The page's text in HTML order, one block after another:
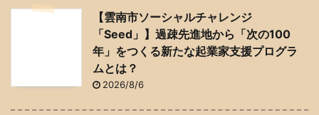
【雲南市ソーシャルチャレンジ
「Seed」】過疎先進地から「次の100
年」をつくる新たな起業家支援プログラ
ムとは？
2026/8/6